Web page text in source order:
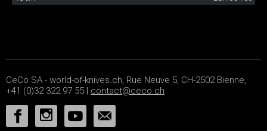
CeCo SA - world-of-knives.ch, Rue Neuve 5, CH-2502 Bienne,
+41 (0)32 322 97 55 | contact@ceco.ch